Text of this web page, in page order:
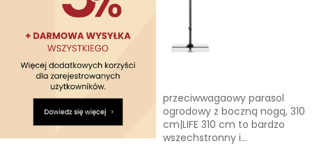
przeciwwagaowy parasol
ogrodowy z boczną nogą, 310
cm|LIFE 310 cm to bardzo
wszechstronny i...